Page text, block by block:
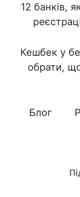
12 банків,
Кешбек у
обрати,
Блог